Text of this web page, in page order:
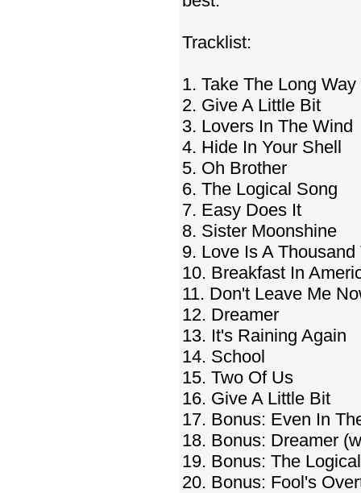
Tracklist:
1. Take The Long
2. Give A Little Bit
3. Lovers In The Wind
4. Hide In Your Shell
5. Oh Brother
6. The Logical Song
7. Easy Does It
8. Sister Moonshine
9. Love Is A Thousand
10. Breakfast In
11. Don't Leave Me
12. Dreamer
13. It's Raining Again
14. School
15. Two Of Us
16. Give A Little Bit
17. Bonus: Even In
18. Bonus: Dreamer
19. Bonus: The
20. Bonus: Fool's